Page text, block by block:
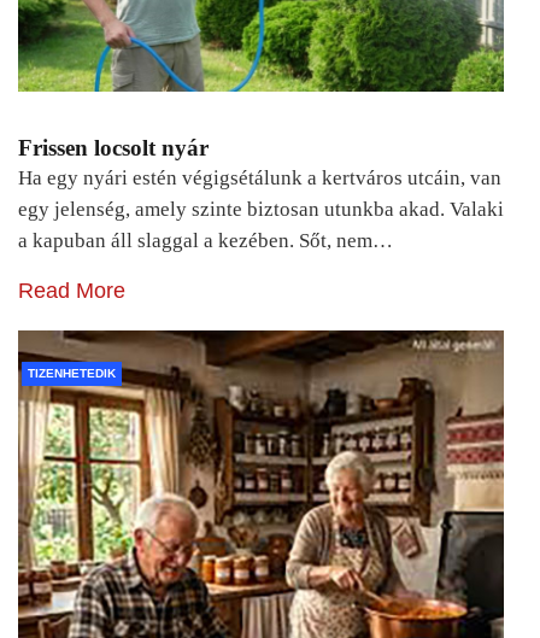
Frissen locsolt nyár
Ha egy nyári estén végigsétálunk a kertváros utcáin, van
egy jelenség, amely szinte biztosan utunkba akad. Valaki
a kapuban áll slaggal a kezében. Sőt, nem…
Read More
TIZENHETEDIK